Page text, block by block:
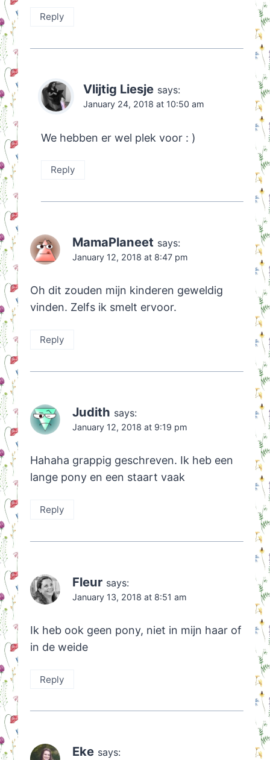
Reply
Vlijtig Liesje says:
January 24, 2018 at 10:50 am
We hebben er wel plek voor : )
Reply
MamaPlaneet says:
January 12, 2018 at 8:47 pm
Oh dit zouden mijn kinderen geweldig
vinden. Zelfs ik smelt ervoor.
Reply
Judith says:
January 12, 2018 at 9:19 pm
Hahaha grappig geschreven. Ik heb een
lange pony en een staart vaak
Reply
Fleur says:
January 13, 2018 at 8:51 am
Ik heb ook geen pony, niet in mijn haar of
in de weide
Reply
Eke says: